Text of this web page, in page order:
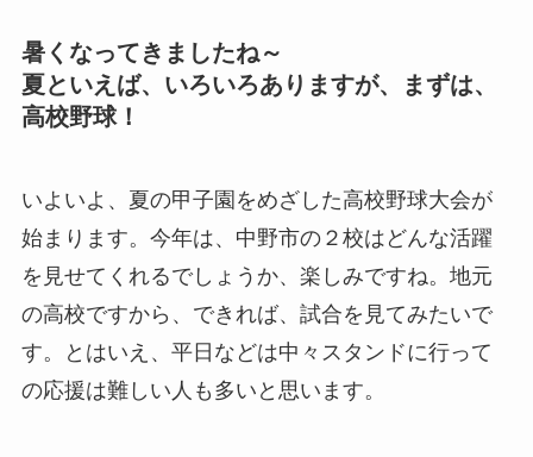
暑くなってきましたね～
夏といえば、いろいろありますが、まずは、
高校野球！
いよいよ、夏の甲子園をめざした高校野球大会が
始まります。今年は、中野市の２校はどんな活躍
を見せてくれるでしょうか、楽しみですね。地元
の高校ですから、できれば、試合を見てみたいで
す。とはいえ、平日などは中々スタンドに行って
の応援は難しい人も多いと思います。